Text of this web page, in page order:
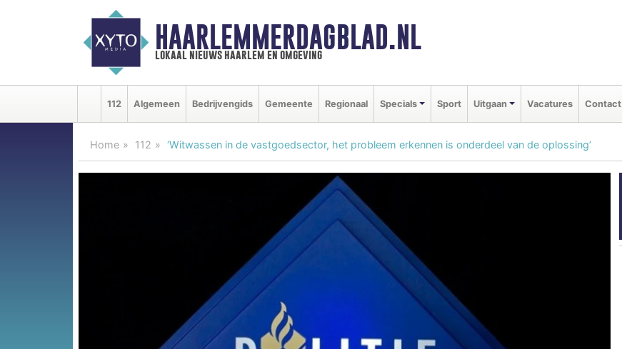
HAARLEMMERDAGBLAD.NL
lokaal nieuws haarlem en omgeving
112 Algemeen Bedrijvengids Gemeente Regionaal Specials Sport Uitgaan Vacatures Contact
Home 112 ‘Witwassen in de vastgoedsector, het probleem erkennen is onderdeel van de oplossing’